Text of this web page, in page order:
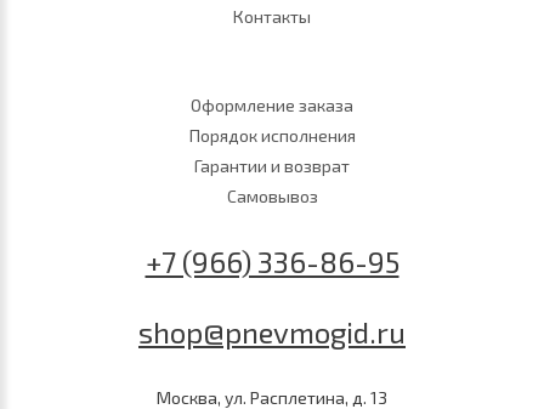
Контакты
Оформление заказа
Порядок исполнения
Гарантии и возврат
Самовывоз
+7 (966) 336-86-95
shop@pnevmogid.ru
Москва, ул. Расплетина, д. 13